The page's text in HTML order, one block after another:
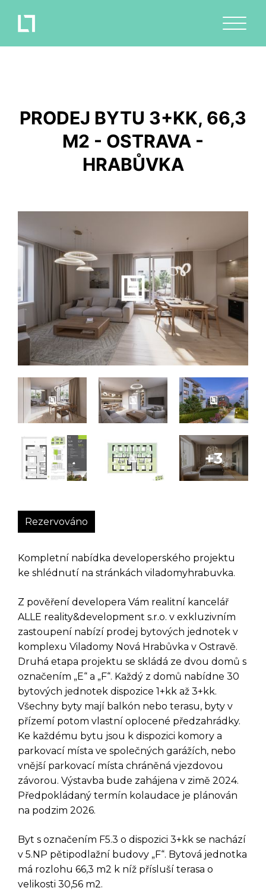
PRODEJ BYTU 3+KK, 66,3
M2 - OSTRAVA -
HRABŮVKA
Rezervováno
Kompletní nabídka developerského projektu
ke shlédnutí na stránkách viladomyhrabuvka.
Z pověření developera Vám realitní kancelář
ALLE reality&development s.r.o. v exkluzivním
zastoupení nabízí prodej bytových jednotek v
komplexu Viladomy Nová Hrabůvka v Ostravě.
Druhá etapa projektu se skládá ze dvou domů s
označením „E“ a „F“. Každý z domů nabídne 30
bytových jednotek dispozice 1+kk až 3+kk.
Všechny byty mají balkón nebo terasu, byty v
přízemí potom vlastní oplocené předzahrádky.
Ke každému bytu jsou k dispozici komory a
parkovací místa ve společných garážích, nebo
vnější parkovací místa chráněná vjezdovou
závorou. Výstavba bude zahájena v zimě 2024.
Předpokládaný termín kolaudace je plánován
na podzim 2026.
Byt s označením F5.3 o dispozici 3+kk se nachází
v 5.NP pětipodlažní budovy „F“. Bytová jednotka
má rozlohu 66,3 m2 k níž přísluší terasa o
velikosti 30,56 m2.